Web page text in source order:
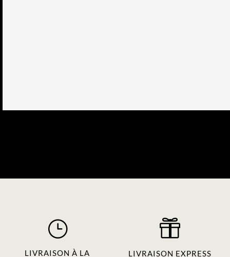
}
LIVRAISON À LA

LIVRAISON EXPRESS